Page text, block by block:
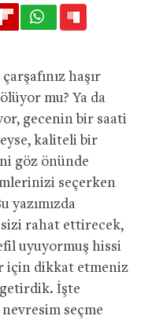
haşır
mu? Ya da
gecenin bir saati
kaliteli bir
göz önünde
seçerken
yazımızda
rahat ettirecek,
uyuyormuş hissi
için dikkat etmeniz
İşte
seçme